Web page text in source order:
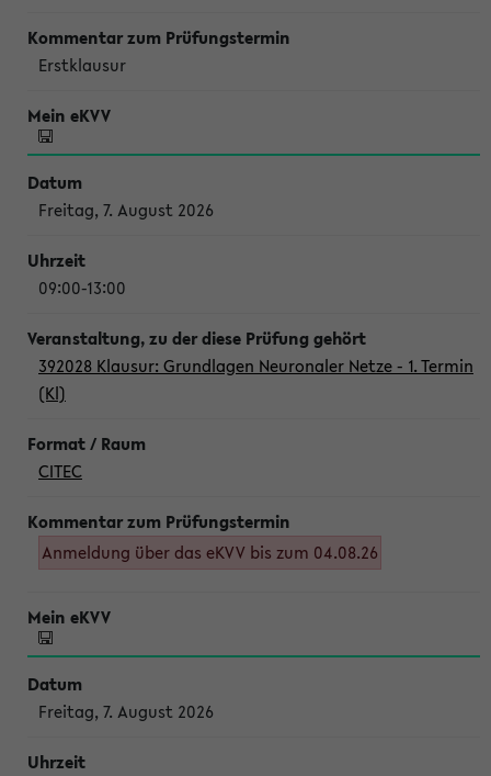
Erstklausur
Freitag, 7. August 2026
09:00-13:00
392028 Klausur: Grundlagen Neuronaler Netze - 1. Termin
(Kl)
CITEC
Anmeldung über das eKVV bis zum 04.08.26
Freitag, 7. August 2026